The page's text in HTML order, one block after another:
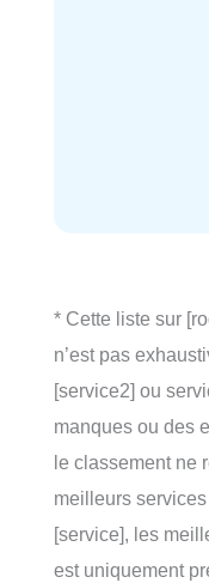
* Cette liste sur
n’est pas
[service2] ou
manques ou des
le classement ne
meilleurs
[service], les
est uniquement